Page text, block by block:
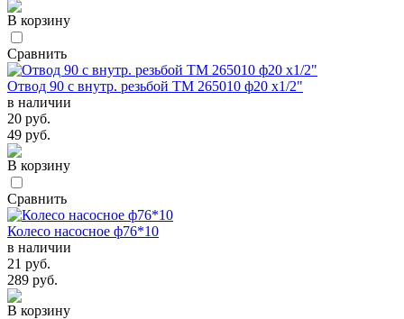
В корзину
Сравнить
Отвод 90 с внутр. резьбой TM 265010 ф20 х1/2"
в наличии
20 руб.
49 руб.
В корзину
Сравнить
Колесо насосное ф76*10
в наличии
21 руб.
289 руб.
В корзину